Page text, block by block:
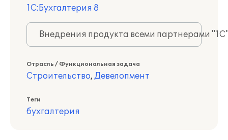
1С:Бухгалтерия 8
Внедрения продукта всеми партнерами
Отрасль / Функциональная задача
Строительство, Девелопмент
Теги
бухгалтерия